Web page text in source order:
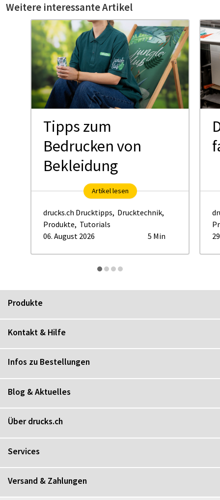
Weitere interessante Artikel
Tipps zum
Bedrucken von
Bekleidung
Artikel lesen
drucks.ch Drucktipps, Drucktechnik,
Produkte, Tutorials
06. August 2026
5 Min
Produkte
Kontakt & Hilfe
Infos zu Bestellungen
Blog & Aktuelles
Über drucks.ch
Services
Versand & Zahlungen